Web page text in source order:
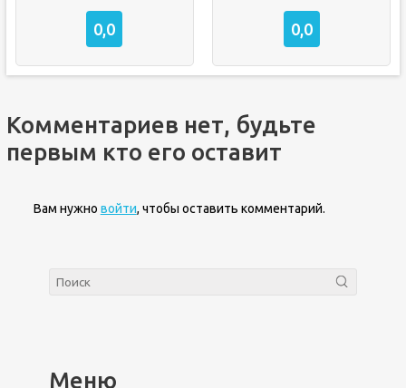
0,0 0,0
Комментариев нет, будьте
первым кто его оставит
Вам нужно войти, чтобы оставить комментарий.
Меню